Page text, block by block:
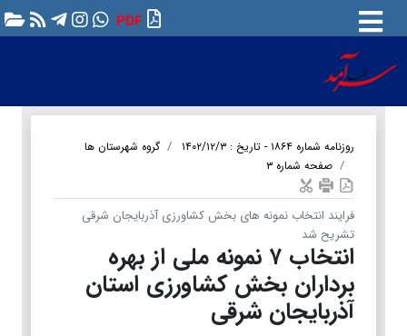
PDF
روزنامه شماره ۱۸۶۴ - تاریخ : ۱۴۰۲/۱۲/۳
گروه شهرستان ها
صفحه شماره ۳
فرایند انتخاب نمونه های بخش کشاورزی آذربایجان شرقی
تشریح شد
انتخاب ۷ نمونه ملی از بهره
برداران بخش کشاورزی استان
آذربایجان شرقی